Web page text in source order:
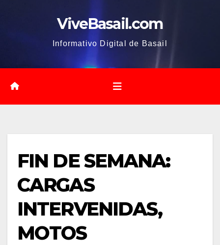
ViveBasail.com
Informativo Digital de Basail
FIN DE SEMANA:
CARGAS
INTERVENIDAS,
MOTOS